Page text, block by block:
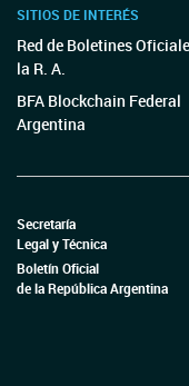
SITIOS DE INTERÉS
Red de Boletines
la R. A.
BFA Blockchain Federal
Argentina
Secretaría
Legal y Técnica
Boletín Oficial
de la República Argentina